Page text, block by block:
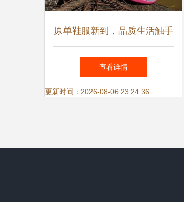
原单鞋服新到，品质生活触手
可及
查看详情
更新时间：2026-08-06 23:24:36